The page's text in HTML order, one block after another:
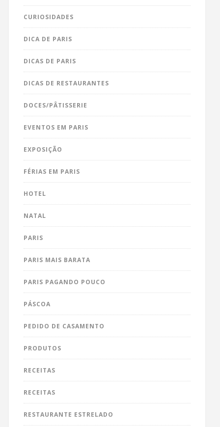
CURIOSIDADES
DICA DE PARIS
DICAS DE PARIS
DICAS DE RESTAURANTES
DOCES/PÂTISSERIE
EVENTOS EM PARIS
EXPOSIÇÃO
FÉRIAS EM PARIS
HOTEL
NATAL
PARIS
PARIS MAIS BARATA
PARIS PAGANDO POUCO
PÁSCOA
PEDIDO DE CASAMENTO
PRODUTOS
RECEITAS
RECEITAS
RESTAURANTE ESTRELADO